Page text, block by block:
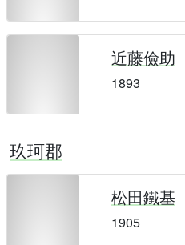
近藤儉助
1893
玖珂郡
松田鐵基
1905